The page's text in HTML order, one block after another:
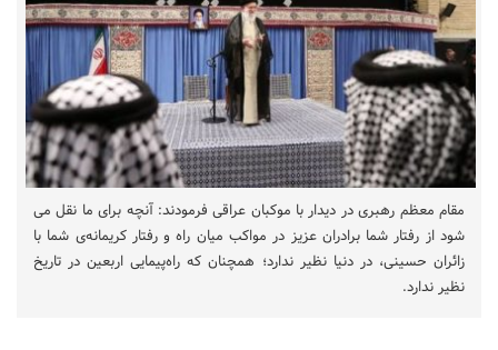
مقام معظم رهبری در دیدار با موکبان عراقی فرمودند: آنچه برای ما نقل می
شود از رفتار شما برادران عزیز در مواکب میان راه و رفتار کریمانه‌ی شما با
زائران حسینی، در دنیا نظیر ندارد؛ همچنان که راه‌پیمایی اربعین در تاریخ
نظیر ندارد.